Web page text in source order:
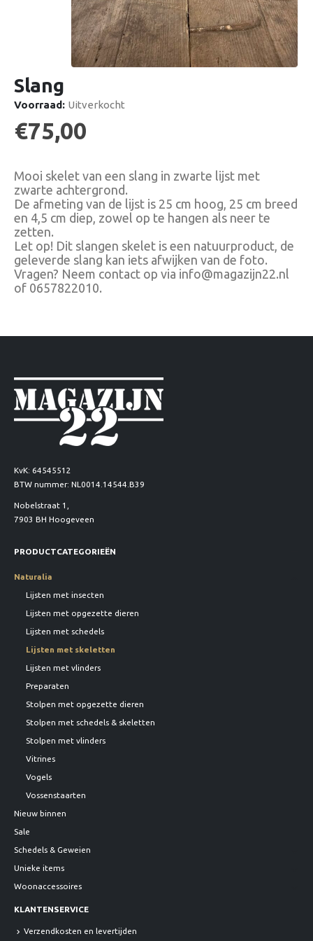
Slang
Voorraad: Uitverkocht
€75,00
Mooi skelet van een slang in zwarte lijst met
zwarte achtergrond.
De afmeting van de lijst is 25 cm hoog, 25 cm breed
en 4,5 cm diep, zowel op te hangen als neer te
zetten.
Let op! Dit slangen skelet is een natuurproduct, de
geleverde slang kan iets afwijken van de foto.
Vragen? Neem contact op via info@magazijn22.nl
of 0657822010.
KvK: 64545512
BTW nummer: NL0014.14544.B39
Nobelstraat 1,
7903 BH Hoogeveen
PRODUCTCATEGORIEËN
Naturalia
Lijsten met insecten
Lijsten met opgezette dieren
Lijsten met schedels
Lijsten met skeletten
Lijsten met vlinders
Preparaten
Stolpen met opgezette dieren
Stolpen met schedels & skeletten
Stolpen met vlinders
Vitrines
Vogels
Vossenstaarten
Nieuw binnen
Sale
Schedels & Geweien
Unieke items
Woonaccessoires
KLANTENSERVICE
Verzendkosten en levertijden